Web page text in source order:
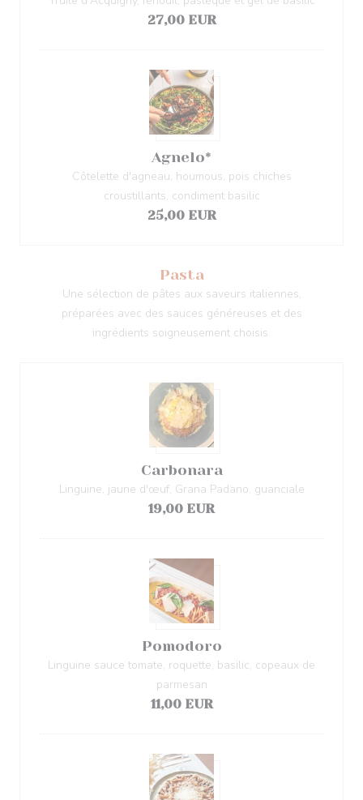
27,00 EUR
Agnelo*
Côtelette d'agneau, houmous, pois chiches
croustillants, condiment basilic
25,00 EUR
Pasta
Une sélection de pâtes aux saveurs italiennes,
préparées avec des sauces généreuses et des
ingrédients soigneusement choisis.
Carbonara
Linguine, jaune d'œuf, Grana Padano, guanciale
19,00 EUR
Pomodoro
Linguine sauce tomate, roquette, basilic, copeaux de
parmesan
11,00 EUR